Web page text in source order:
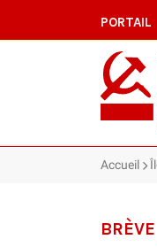
PORTAIL
Accueil
BRÈVE